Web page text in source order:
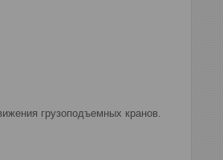
грузоподъемных кранов.